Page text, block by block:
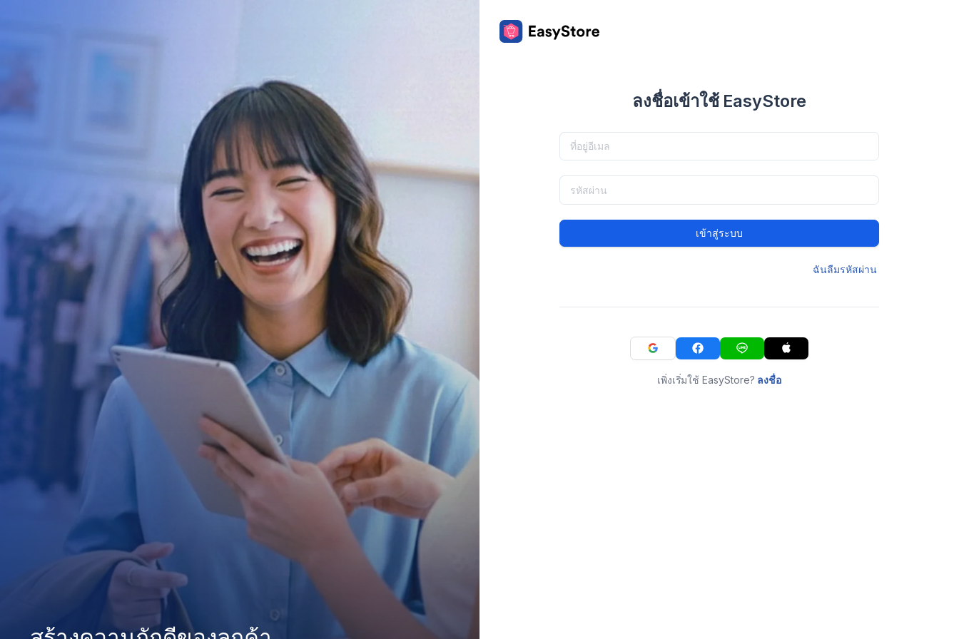
ลงชื่อเข้าใช้ EasyStore
เข้าสู่ระบบ
ฉันลืมรหัสผ่าน
เพิ่งเริ่มใช้ EasyStore? ลงชื่อ